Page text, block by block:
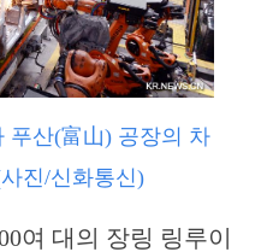
푸산(富山) 공장의 차
진/신화통신)
여 대의 장링 링루이